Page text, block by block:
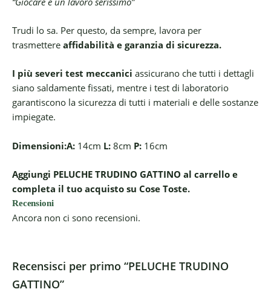
Trudi lo sa. Per questo, da sempre, lavora per
trasmettere affidabilità e garanzia di sicurezza.
I più severi test meccanici assicurano che tutti i dettagli
siano saldamente fissati, mentre i test di laboratorio
garantiscono la sicurezza di tutti i materiali e delle sostanze
impiegate.
Dimensioni:A: 14cm L: 8cm P: 16cm
Aggiungi PELUCHE TRUDINO GATTINO al carrello e
completa il tuo acquisto su Cose Toste.
Recensioni
Ancora non ci sono recensioni.
Recensisci per primo “PELUCHE TRUDINO
GATTINO”